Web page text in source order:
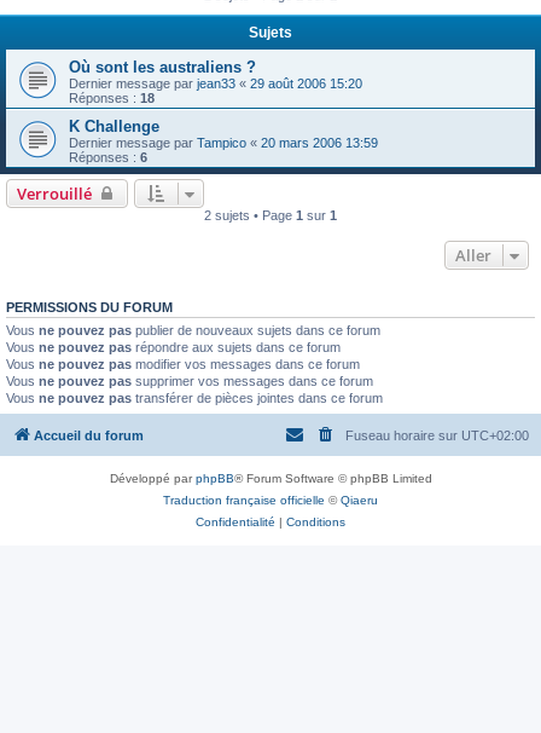
Sujets
Où sont les australiens ?
Dernier message par jean33 « 29 août 2006 15:20
Réponses : 18
K Challenge
Dernier message par Tampico « 20 mars 2006 13:59
Réponses : 6
Verrouillé
2 sujets • Page 1 sur 1
Aller
PERMISSIONS DU FORUM
Vous ne pouvez pas publier de nouveaux sujets dans ce forum
Vous ne pouvez pas répondre aux sujets dans ce forum
Vous ne pouvez pas modifier vos messages dans ce forum
Vous ne pouvez pas supprimer vos messages dans ce forum
Vous ne pouvez pas transférer de pièces jointes dans ce forum
Accueil du forum Fuseau horaire sur UTC+02:00
Développé parphpBB® Forum Software © phpBB Limited
Traduction française officielle ©Qiaeru
Confidentialité | Conditions